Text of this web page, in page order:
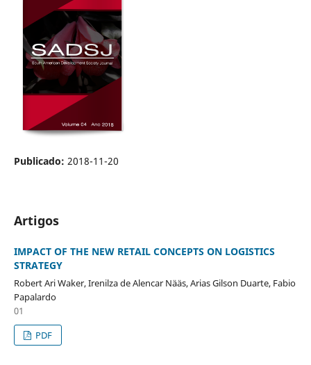
Publicado: 2018-11-20
Artigos
IMPACT OF THE NEW RETAIL CONCEPTS ON LOGISTICS
STRATEGY
Robert Ari Waker, Irenilza de Alencar Nääs, Arias Gilson Duarte, Fabio
Papalardo
01
PDF